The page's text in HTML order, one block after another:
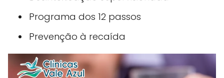
Programa dos 12 passos
Prevenção à recaída